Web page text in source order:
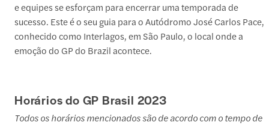
e equipes se esforçam para encerrar uma temporada de
sucesso. Este é o seu guia para o Autódromo José Carlos Pace,
conhecido como Interlagos, em São Paulo, o local onde a
emoção do GP do Brazil acontece.
Horários do GP Brasil 2023
Todos os horários mencionados são de acordo com o tempo de